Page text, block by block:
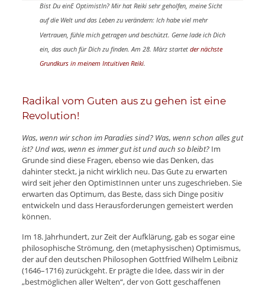
Bist Du einE OptimistIn? Mir hat Reiki sehr geholfen, meine Sicht
auf die Welt und das Leben zu verändern: Ich habe viel mehr
Vertrauen, fühle mich getragen und beschützt. Gerne lade ich Dich
ein, das auch für Dich zu finden. Am 28. März startet der nächste
Grundkurs in meinem Intuitiven Reiki.
Radikal vom Guten aus zu gehen ist eine
Revolution!
Was, wenn wir schon im Paradies sind? Was, wenn schon alles gut
ist? Und was, wenn es immer gut ist und auch so bleibt?Im
Grunde sind diese Fragen, ebenso wie das Denken, das
dahinter steckt, ja nicht wirklich neu. Das Gute zu erwarten
wird seit jeher den OptimistInnen unter uns zugeschrieben. Sie
erwarten das Optimum, das Beste, dass sich Dinge positiv
entwickeln und dass Herausforderungen gemeistert werden
können.
Im 18. Jahrhundert, zur Zeit der Aufklärung, gab es sogar eine
philosophische Strömung, den (metaphysischen) Optimismus,
der auf den deutschen Philosophen Gottfried Wilhelm Leibniz
(1646–1716) zurückgeht. Er prägte die Idee, dass wir in der
„bestmöglichen aller Welten“, der von Gott geschaffenen